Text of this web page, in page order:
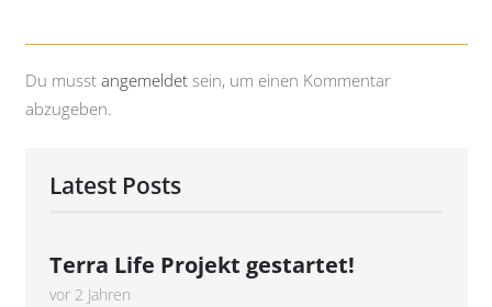
Du musst angemeldetsein, um einen Kommentar
abzugeben.
Latest Posts
Terra Life Projekt gestartet!
vor 2 Jahren